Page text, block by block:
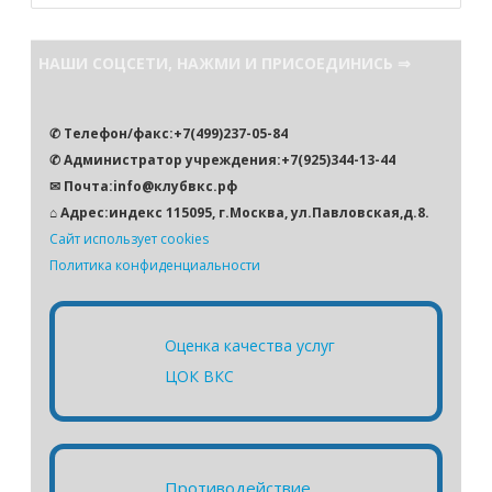
НАШИ СОЦСЕТИ, НАЖМИ И ПРИСОЕДИНИСЬ ⇒
✆ Телефон/факс:+7(499)237-05-84
✆ Администратор учреждения:+7(925)344-13-44
✉ Почта:info@клубвкс.рф
⌂ Адрес:индекс 115095, г.Москва, ул.Павловская,д.8.
Сайт использует cookies
Политика конфиденциальности
Оценка качества услуг
ЦОК ВКС